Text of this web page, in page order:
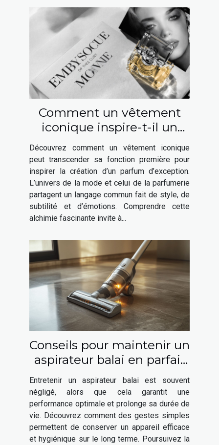
Comment un vêtement
iconique inspire-t-il un
parfum élégant ?
Découvrez comment un vêtement iconique
peut transcender sa fonction première pour
inspirer la création d’un parfum d’exception.
L’univers de la mode et celui de la parfumerie
partagent un langage commun fait de style, de
subtilité et d’émotions. Comprendre cette
alchimie fascinante invite à...
Conseils pour maintenir un
aspirateur balai en parfait
état
Entretenir un aspirateur balai est souvent
négligé, alors que cela garantit une
performance optimale et prolonge sa durée de
vie. Découvrez comment des gestes simples
permettent de conserver un appareil efficace
et hygiénique sur le long terme. Poursuivez la